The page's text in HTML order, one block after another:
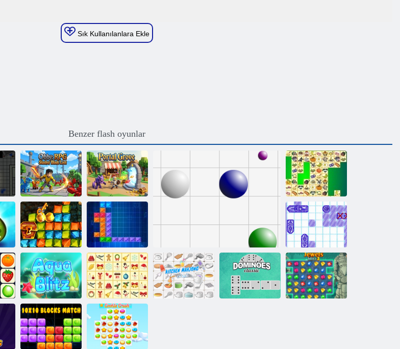
Sık Kullanılanlara Ekle
Benzer flash oyunlar
Obby: RPG
Slasher Blade
Ganimet
Portal Korusu Kris Mahjong
Altın acele
hazine avı
Tentrix Deniz Savaşı
Aqua Blitz
Kris-Mas
Mahjong